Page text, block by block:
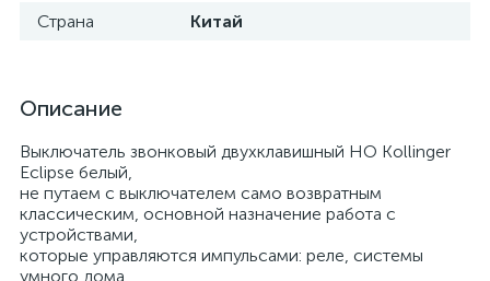
Страна
Китай
Описание
Выключатель звонковый двухклавишный НО Kollinger
Eclipse белый,
не путаем с выключателем само возвратным
классическим, основной назначение работа с
устройствами,
которые управляются импульсами: реле, системы
умного дома